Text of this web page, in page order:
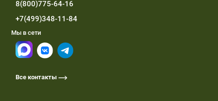
8(800)775-64-16
+7(499)348-11-84
Мы в сети
Все контакты